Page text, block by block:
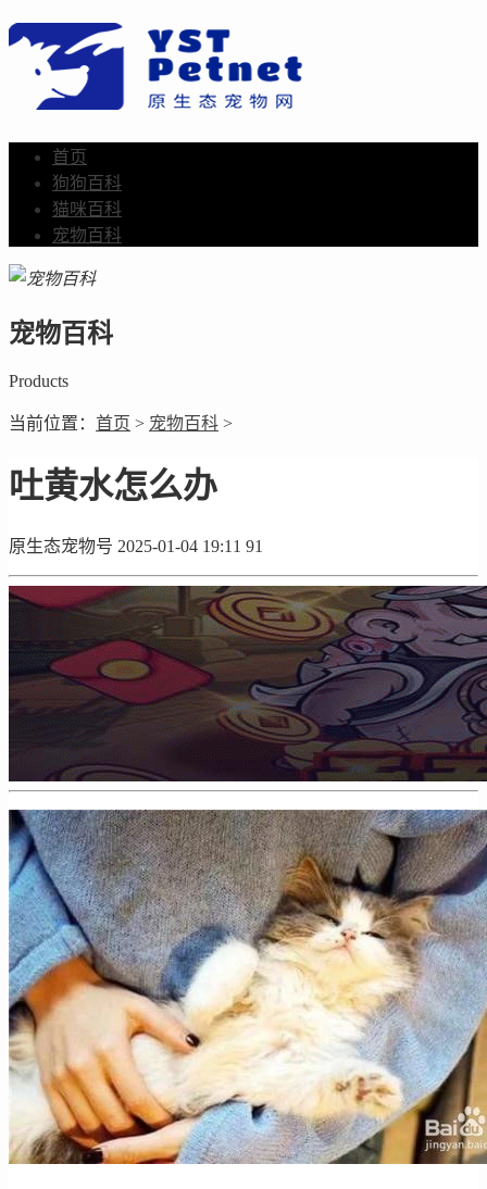
首页
狗狗百科
猫咪百科
宠物百科
宠物百科
Products
当前位置： 首页 > 宠物百科 >
吐黄水怎么办
原生态宠物号 2025-01-04 19:11 91